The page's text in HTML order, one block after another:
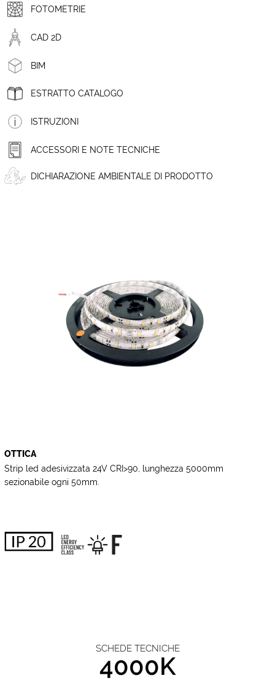
FOTOMETRIE
CAD 2D
BIM
ESTRATTO CATALOGO
ISTRUZIONI
ACCESSORI E NOTE TECNICHE
DICHIARAZIONE AMBIENTALE DI PRODOTTO
OTTICA
Strip led adesivizzata 24V CRI>90, lunghezza 5000mm
sezionabile ogni 50mm.
SCHEDE TECNICHE
4000K